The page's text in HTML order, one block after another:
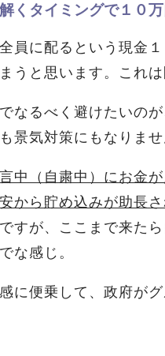
くタイミングで１０
員に配るという現金
うと思います。これは
なるべく避けたいの
景気対策にもなりませ
中（自粛中）にお金
から貯め込みが助長
すが、ここまで来た
な感じ。
に便乗して、政府が